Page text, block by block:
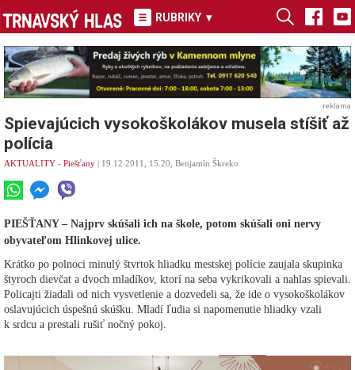
RUBRIKY ▾
reklama
Spievajúcich vysokoškolákov musela stíšiť až
polícia
AKTUALITY - Piešťany | 19.12.2011, 15.20, Benjamín Škreko
PIEŠŤANY – Najprv skúšali ich na škole, potom skúšali oni nervy
obyvateľom Hlinkovej ulice.
Krátko po polnoci minulý štvrtok hliadku mestskej polície zaujala skupinka
štyroch dievčat a dvoch mladíkov, ktorí na seba vykrikovali a nahlas spievali.
Policajti žiadali od nich vysvetlenie a dozvedeli sa, že ide o vysokoškolákov
oslavujúcich úspešnú skúšku. Mladí ľudia si napomenutie hliadky vzali
k srdcu a prestali rušiť nočný pokoj.